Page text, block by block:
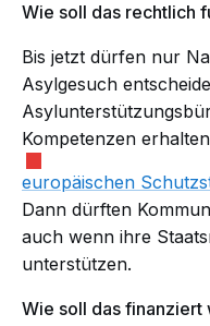
Wie soll das rechtlich
Bis jetzt dürfen nur
Asylgesuch
Kompetenzen
europäischen
Dann dürften
auch wenn ihre
unterstützen.
Wie soll das finanziert